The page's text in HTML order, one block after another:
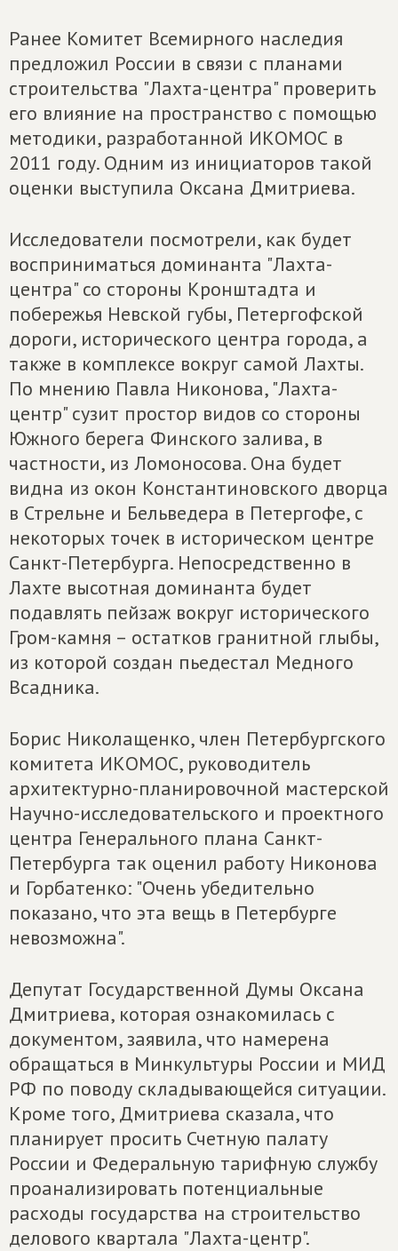
Ранее Комитет Всемирного наследия
предложил России в связи с планами
строительства "Лахта-центра" проверить
его влияние на пространство с помощью
методики, разработанной ИКОМОС в
2011 году. Одним из инициаторов такой
оценки выступила Оксана Дмитриева.
Исследователи посмотрели, как будет
восприниматься доминанта "Лахта-
центра" со стороны Кронштадта и
побережья Невской губы, Петергофской
дороги, исторического центра города, а
также в комплексе вокруг самой Лахты.
По мнению Павла Никонова, "Лахта-
центр" сузит простор видов со стороны
Южного берега Финского залива, в
частности, из Ломоносова. Она будет
видна из окон Константиновского дворца
в Стрельне и Бельведера в Петергофе, с
некоторых точек в историческом центре
Санкт-Петербурга. Непосредственно в
Лахте высотная доминанта будет
подавлять пейзаж вокруг исторического
Гром-камня – остатков гранитной глыбы,
из которой создан пьедестал Медного
Всадника.
Борис Николащенко, член Петербургского
комитета ИКОМОС, руководитель
архитектурно-планировочной мастерской
Научно-исследовательского и проектного
центра Генерального плана Санкт-
Петербурга так оценил работу Никонова
и Горбатенко: "Очень убедительно
показано, что эта вещь в Петербурге
невозможна".
Депутат Государственной Думы Оксана
Дмитриева, которая ознакомилась с
документом, заявила, что намерена
обращаться в Минкультуры России и МИД
РФ по поводу складывающейся ситуации.
Кроме того, Дмитриева сказала, что
планирует просить Счетную палату
России и Федеральную тарифную службу
проанализировать потенциальные
расходы государства на строительство
делового квартала "Лахта-центр".